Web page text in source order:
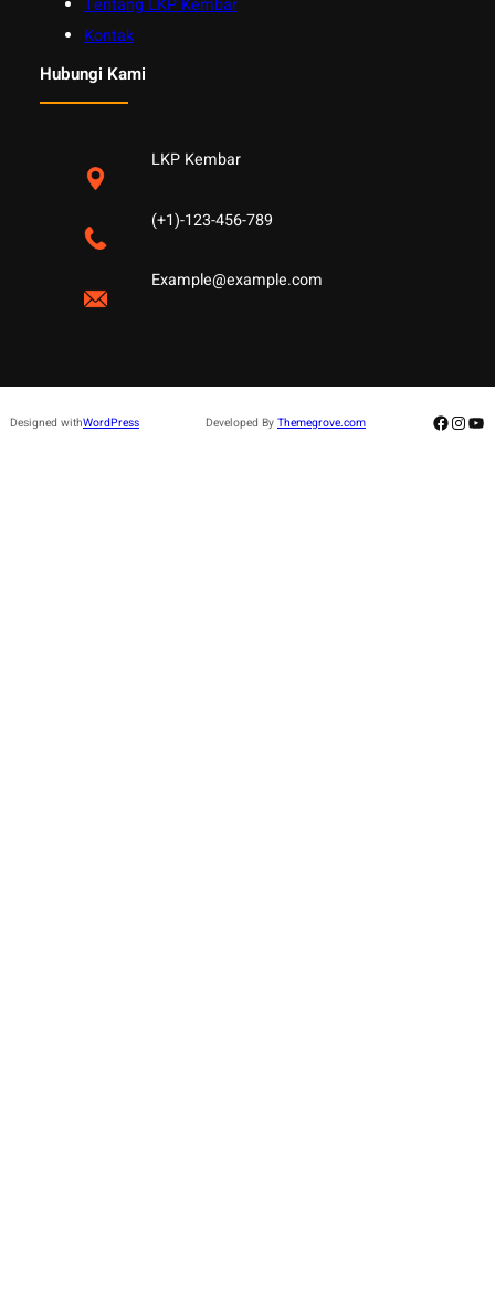
Tentang LKP Kembar
Kontak
Hubungi Kami
LKP Kembar
(+1)-123-456-789
Example@example.com
Designed withWordPress Developed By Themegrove.com